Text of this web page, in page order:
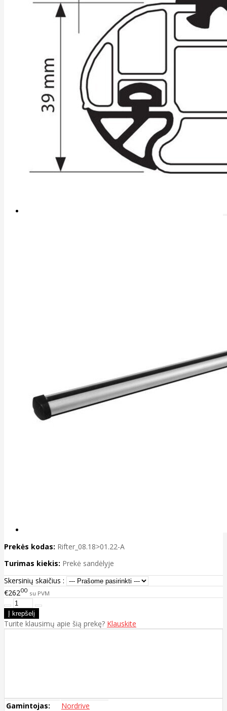
Prekės kodas: Rifter_08.18>01.22-A
Turimas kiekis: Prekė sandėlyje
Skersinių skaičius :
€26200 su PVM
Turite klausimų apie šią prekę? Klauskite
Gamintojas:
Nordrive